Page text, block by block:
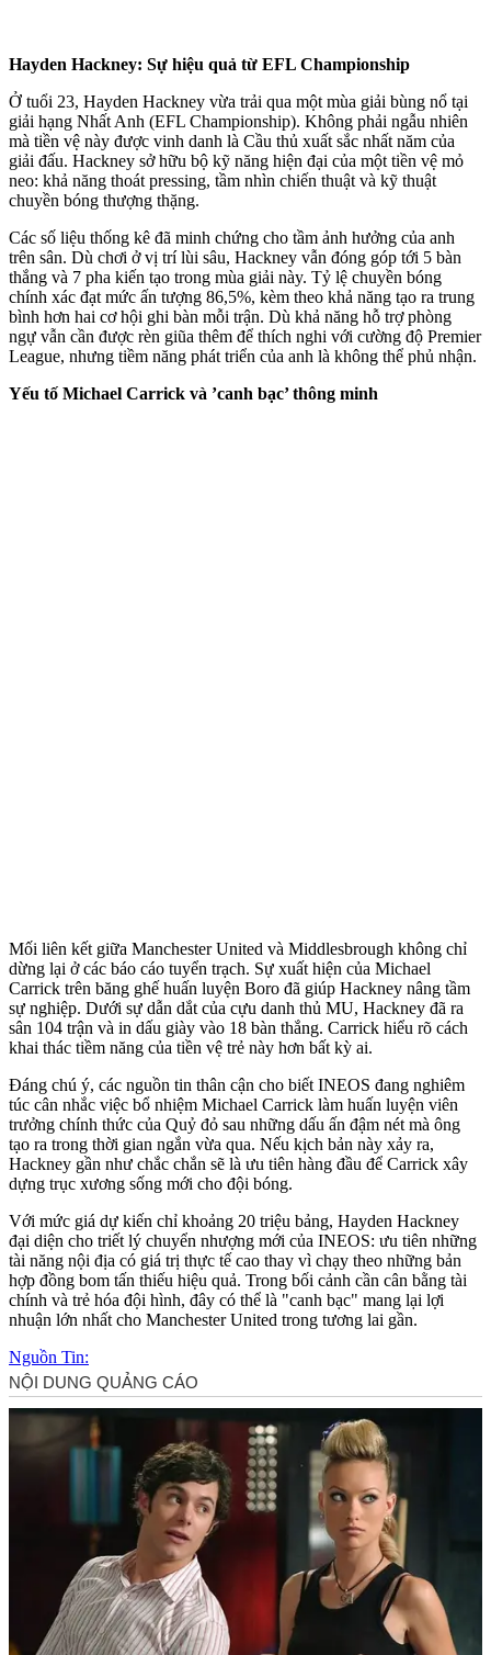
Hayden Hackney: Sự hiệu quả từ EFL Championship
Ở tuổi 23, Hayden Hackney vừa trải qua một mùa giải bùng nổ tại
giải hạng Nhất Anh (EFL Championship). Không phải ngẫu nhiên
mà tiền vệ này được vinh danh là Cầu thủ xuất sắc nhất năm của
giải đấu. Hackney sở hữu bộ kỹ năng hiện đại của một tiền vệ mỏ
neo: khả năng thoát pressing, tầm nhìn chiến thuật và kỹ thuật
chuyền bóng thượng thặng.
Các số liệu thống kê đã minh chứng cho tầm ảnh hưởng của anh
trên sân. Dù chơi ở vị trí lùi sâu, Hackney vẫn đóng góp tới 5 bàn
thắng và 7 pha kiến tạo trong mùa giải này. Tỷ lệ chuyền bóng
chính xác đạt mức ấn tượng 86,5%, kèm theo khả năng tạo ra trung
bình hơn hai cơ hội ghi bàn mỗi trận. Dù khả năng hỗ trợ phòng
ngự vẫn cần được rèn giũa thêm để thích nghi với cường độ Premier
League, nhưng tiềm năng phát triển của anh là không thể phủ nhận.
Yếu tố Michael Carrick và ’canh bạc’ thông minh
Mối liên kết giữa Manchester United và Middlesbrough không chỉ
dừng lại ở các báo cáo tuyển trạch. Sự xuất hiện của Michael
Carrick trên băng ghế huấn luyện Boro đã giúp Hackney nâng tầm
sự nghiệp. Dưới sự dẫn dắt của cựu danh thủ MU, Hackney đã ra
sân 104 trận và in dấu giày vào 18 bàn thắng. Carrick hiểu rõ cách
khai thác tiềm năng của tiền vệ trẻ này hơn bất kỳ ai.
Đáng chú ý, các nguồn tin thân cận cho biết INEOS đang nghiêm
túc cân nhắc việc bổ nhiệm Michael Carrick làm huấn luyện viên
trưởng chính thức của Quỷ đỏ sau những dấu ấn đậm nét mà ông
tạo ra trong thời gian ngắn vừa qua. Nếu kịch bản này xảy ra,
Hackney gần như chắc chắn sẽ là ưu tiên hàng đầu để Carrick xây
dựng trục xương sống mới cho đội bóng.
Với mức giá dự kiến chỉ khoảng 20 triệu bảng, Hayden Hackney
đại diện cho triết lý chuyển nhượng mới của INEOS: ưu tiên những
tài năng nội địa có giá trị thực tế cao thay vì chạy theo những bản
hợp đồng bom tấn thiếu hiệu quả. Trong bối cảnh cần cân bằng tài
chính và trẻ hóa đội hình, đây có thể là "canh bạc" mang lại lợi
nhuận lớn nhất cho Manchester United trong tương lai gần.
Nguồn Tin: